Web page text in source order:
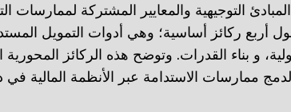
التوجيهية والمعايير المشتركة لممارسات
أربع ركائز أساسية؛ وهي أدوات التمويل
و بناء القدرات. وتوضح هذه الركائز المحورية
ممارسات الاستدامة عبر الأنظمة المالية